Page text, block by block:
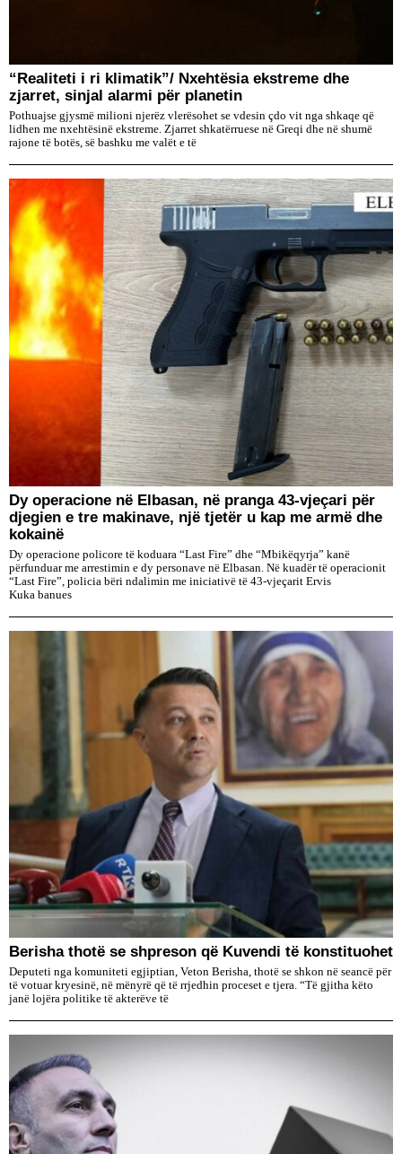
“Realiteti i ri klimatik”/ Nxehtësia ekstreme dhe
zjarret, sinjal alarmi për planetin
Pothuajse gjysmë milioni njerëz vlerësohet se vdesin çdo vit nga shkaqe që
lidhen me nxehtësinë ekstreme. Zjarret shkatërruese në Greqi dhe në shumë
rajone të botës, së bashku me valët e të
Dy operacione në Elbasan, në pranga 43-vjeçari për
djegien e tre makinave, një tjetër u kap me armë dhe
kokainë
Dy operacione policore të koduara “Last Fire” dhe “Mbikëqyrja” kanë
përfunduar me arrestimin e dy personave në Elbasan. Në kuadër të operacionit
“Last Fire”, policia bëri ndalimin me iniciativë të 43-vjeçarit Ervis
Kuka banues
Berisha thotë se shpreson që Kuvendi të konstituohet
Deputeti nga komuniteti egjiptian, Veton Berisha, thotë se shkon në seancë për
të votuar kryesinë, në mënyrë që të rrjedhin proceset e tjera. “Të gjitha këto
janë lojëra politike të akterëve të